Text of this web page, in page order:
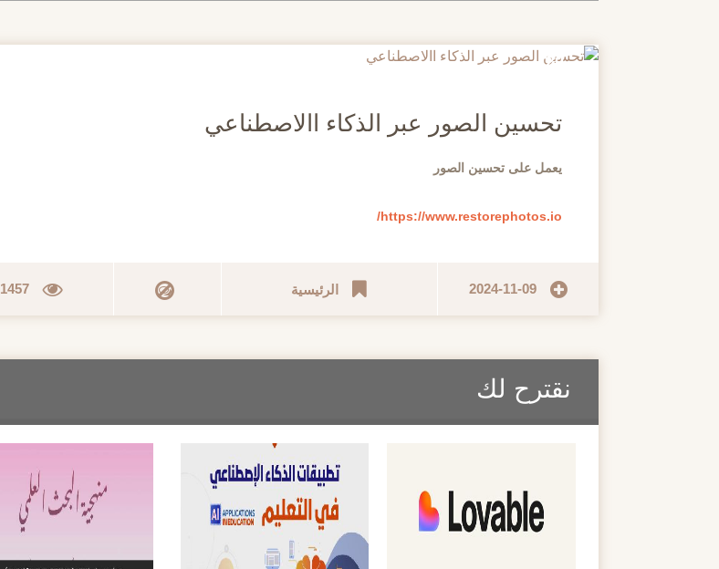
20
تحسين الصور عبر الذكاء االاصطناعي
يعمل على تحسين الصور
https://www.restorephotos.io/
2024-11-09 الرئيسية 1457
نقترح لك